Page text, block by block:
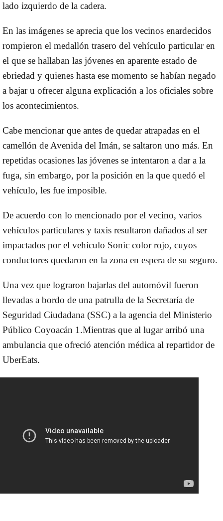
lado izquierdo de la cadera.
En las imágenes se aprecia que los vecinos enardecidos
rompieron el medallón trasero del vehículo particular en
el que se hallaban las jóvenes en aparente estado de
ebriedad y quienes hasta ese momento se habían negado
a bajar u ofrecer alguna explicación a los oficiales sobre
los acontecimientos.
Cabe mencionar que antes de quedaratrapadas en el
camellón de Avenida del Imán, se saltaron uno más. En
repetidas ocasiones las jóvenes se intentaron a dar a la
fuga, sin embargo, por la posición en la que quedó el
vehículo, les fue imposible.
De acuerdo con lo mencionado por el vecino, varios
vehículos particulares y taxis resultaron dañados al ser
impactados por el vehículo Sonic color rojo, cuyos
conductores quedaron en la zona en espera de su seguro.
Una vez que lograron bajarlas del automóvil fueron
llevadas a bordo de una patrulla de la Secretaría de
Seguridad Ciudadana (SSC) a la agencia del Ministerio
Público Coyoacán 1.Mientras que al lugar arribó una
ambulancia que ofreció atención médica al repartidor de
UberEats.